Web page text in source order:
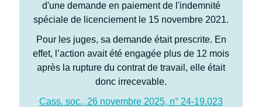
d'une demande en paiement de l'indemnité
spéciale de licenciement le 15 novembre 2021.
Pour les juges, sa demande était prescrite. En
effet, l’action avait été engagée plus de 12 mois
après la rupture du contrat de travail, elle était
donc irrecevable.
Cass. soc., 26 novembre 2025, n° 24-19.023